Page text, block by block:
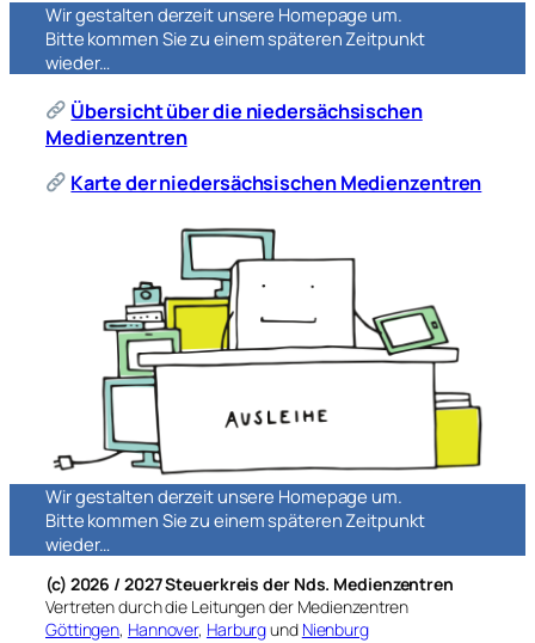
Wir gestalten derzeit unsere Homepage um.
Bitte kommen Sie zu einem späteren Zeitpunkt
wieder…
Übersicht über die niedersächsischen
Medienzentren
Karte der niedersächsischen Medienzentren
Wir gestalten derzeit unsere Homepage um.
Bitte kommen Sie zu einem späteren Zeitpunkt
wieder…
(c) 2026 / 2027 Steuerkreis der Nds. Medienzentren
Vertreten durch die Leitungen der Medienzentren
Göttingen, Hannover, Harburgund Nienburg